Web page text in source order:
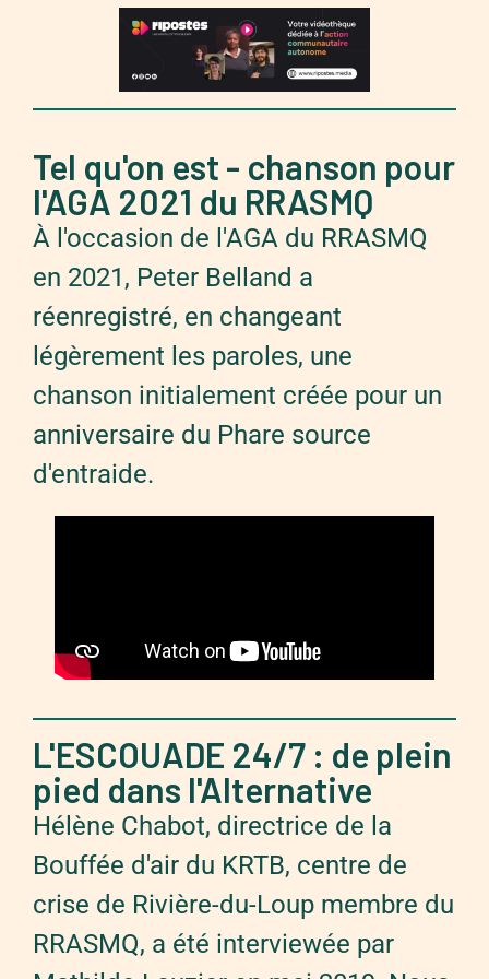
Tel qu'on est - chanson pour
l'AGA 2021 du RRASMQ
À l'occasion de l'AGA du RRASMQ
en 2021, Peter Belland a
réenregistré, en changeant
légèrement les paroles, une
chanson initialement créée pour un
anniversaire du Phare source
d'entraide.
L'ESCOUADE 24/7 : de plein
pied dans l'Alternative
Hélène Chabot, directrice de la
Bouffée d'air du KRTB, centre de
crise de Rivière-du-Loup membre du
RRASMQ, a été interviewée par